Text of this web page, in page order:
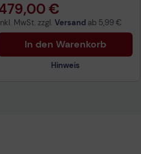
€
MwSt. zzgl. Versand ab 5,99 €
In den Warenkorb
Hinweis